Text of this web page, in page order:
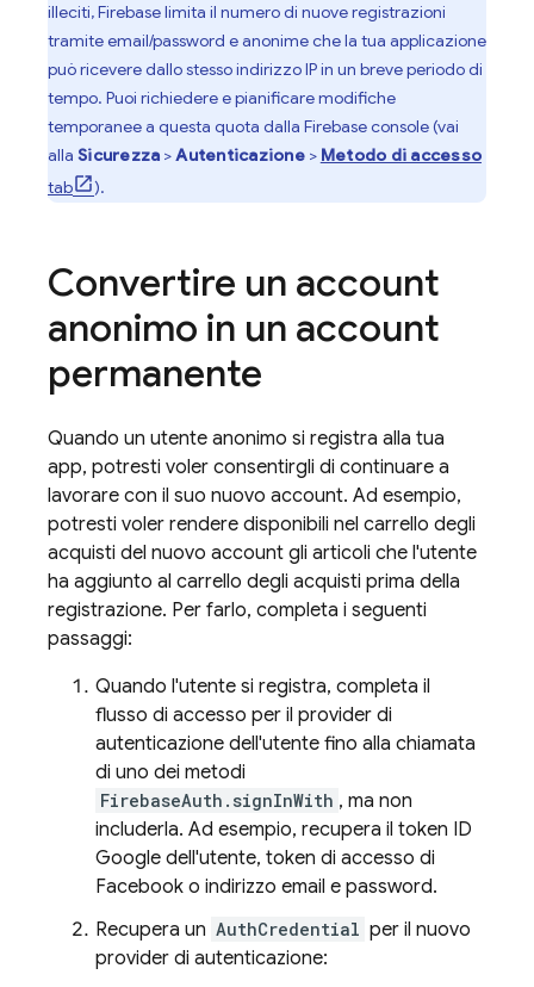
illeciti, Firebase limita il numero di nuove registrazioni
tramite email/password e anonime che la tua applicazione
può ricevere dallo stesso indirizzo IP in un breve periodo di
tempo. Puoi richiedere e pianificare modifiche
temporanee a questa quota dalla Firebaseconsole (vai
alla Sicurezza >Autenticazione> Metodo di accesso
tab
).
Convertire un account
anonimo in un account
permanente
Quando un utente anonimo si registra alla tua
app, potresti voler consentirgli di continuare a
lavorare con il suo nuovo account. Ad esempio,
potresti voler rendere disponibili nel carrello degli
acquisti del nuovo account gli articoli che l'utente
ha aggiunto al carrello degli acquisti prima della
registrazione. Per farlo, completa i seguenti
passaggi:
Quando l'utente si registra, completa il
flusso di accesso per il provider di
autenticazione dell'utente fino alla chiamata
di uno dei metodi
FirebaseAuth.signInWith , ma non
includerla. Ad esempio, recupera il token ID
Google dell'utente, token di accesso di
Facebook o indirizzo email e password.
Recupera un AuthCredential per il nuovo
provider di autenticazione: